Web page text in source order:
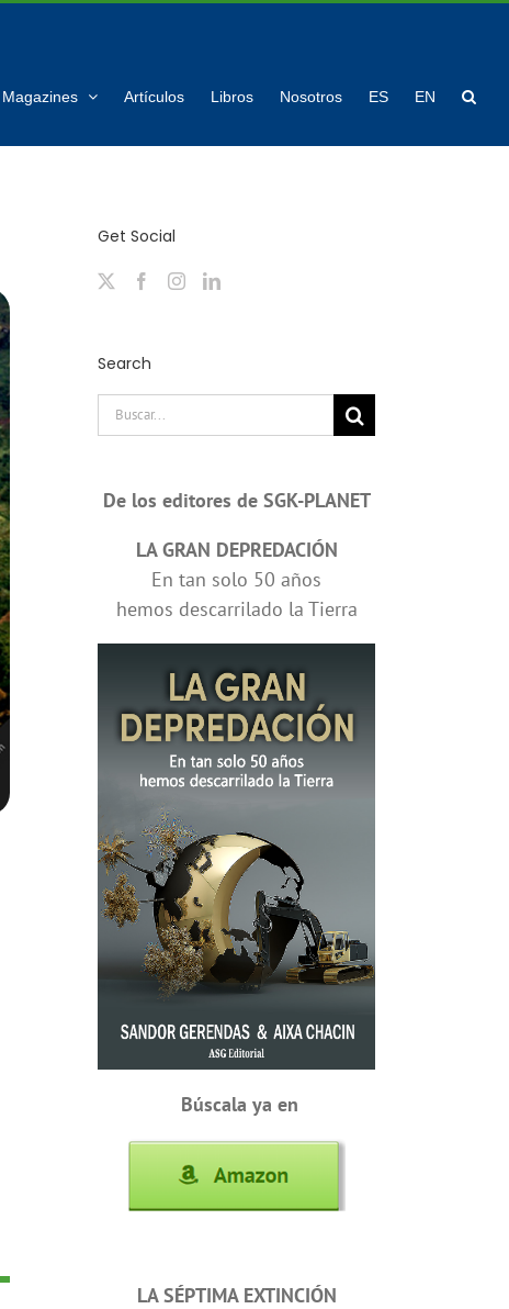
Magazines Artículos Libros Nosotros ES EN
Get Social
Search
Buscar:
De los editores de SGK-PLANET
LA GRAN DEPREDACIÓN
En tan solo 50 años
hemos descarrilado la Tierra
Búscala ya en
LA SÉPTIMA EXTINCIÓN